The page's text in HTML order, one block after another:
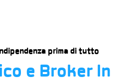
prima di tutto
e Broker In